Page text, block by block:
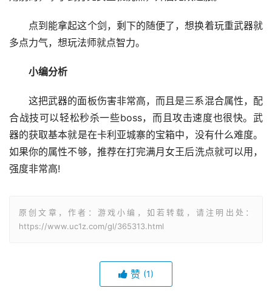
点到能拿起这个剑，剩下的随便了，想换着玩重武器就
多点力气，想玩法师就点智力。
小编分析
这把武器的面板伤害非常高，而且是三系混合属性，配
合战技可以轻松秒杀一些boss，而且攻击速度也很快。武
器的获取基本就是在卡利亚城寨的宝箱中，没有什么难度。
如果你的属性不够，推荐在打完满月女王后洗点就可以用，
强度非常高!
原创文章，作者：游戏小编，如若转载，请注明出处：
https://www.uc1z.com/gl/365313.html
赞 (1)